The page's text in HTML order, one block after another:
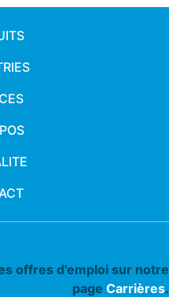
offres d'emploi sur notre
page Carrières.